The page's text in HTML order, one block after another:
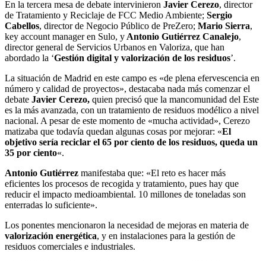
En la tercera mesa de debate intervinieron Javier Cerezo, director
de Tratamiento y Reciclaje de FCC Medio Ambiente; Sergio
Cabellos, director de Negocio Público de PreZero; Mario Sierra,
key account manager en Sulo, y Antonio Gutiérrez Canalejo,
director general de Servicios Urbanos en Valoriza, que han
abordado la ‘Gestión digital y valorización de los residuos’.
La situación de Madrid en este campo es «de plena efervescencia en
número y calidad de proyectos», destacaba nada más comenzar el
debate Javier Cerezo, quien precisó que la mancomunidad del Este
es la más avanzada, con un tratamiento de residuos modélico a nivel
nacional. A pesar de este momento de «mucha actividad», Cerezo
matizaba que todavía quedan algunas cosas por mejorar: «El
objetivo sería reciclar el 65 por ciento de los residuos, queda un
35 por ciento«.
Antonio Gutiérrez manifestaba que: «El reto es hacer más
eficientes los procesos de recogida y tratamiento, pues hay que
reducir el impacto medioambiental. 10 millones de toneladas son
enterradas lo suficiente».
Los ponentes mencionaron la necesidad de mejoras en materia de
valorización energética, y en instalaciones para la gestión de
residuos comerciales e industriales.